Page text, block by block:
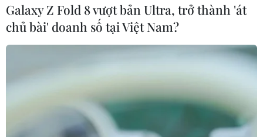
Galaxy Z Fold 8 vượt bản Ultra, trở thành 'át
chủ bài' doanh số tại Việt Nam?